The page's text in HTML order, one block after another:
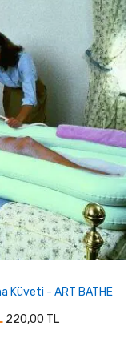
Küveti - ART BATHE
220,00 TL